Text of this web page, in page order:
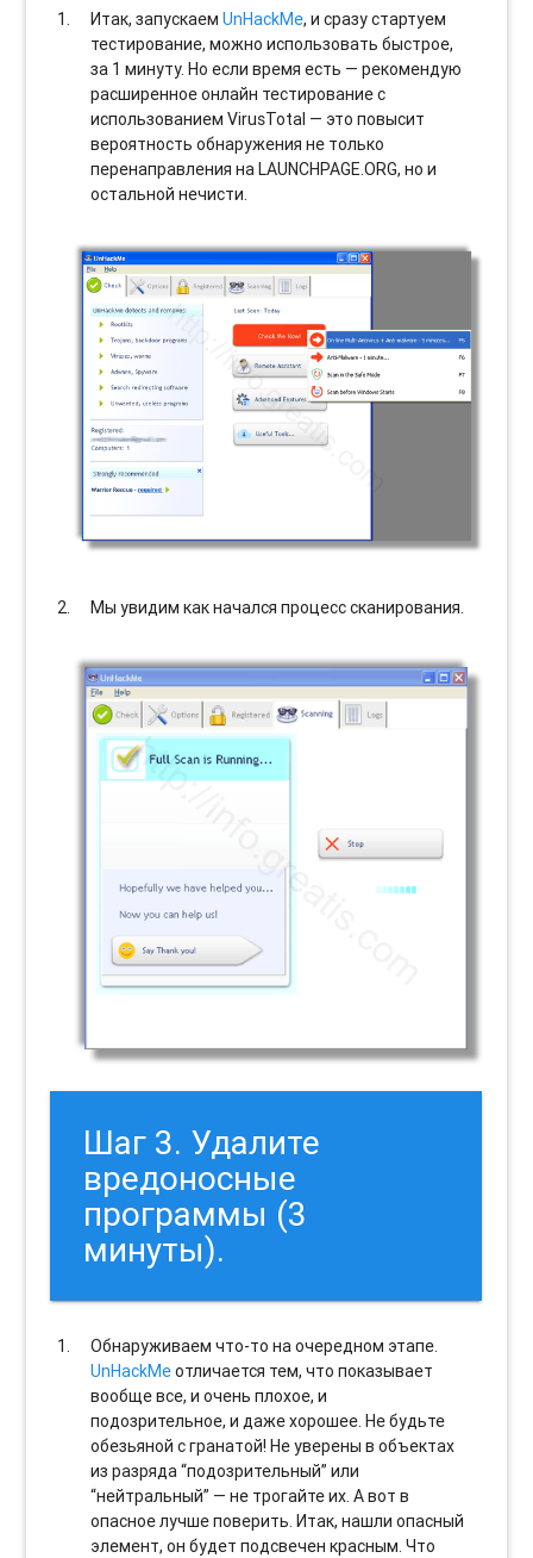
Итак, запускаемUnHackMe, и сразу стартуем
тестирование, можно использовать быстрое,
за 1 минуту. Но если время есть — рекомендую
расширенное онлайн тестирование с
использованием VirusTotal — это повысит
вероятность обнаружения не только
перенаправления на LAUNCHPAGE.ORG, но и
остальной нечисти.
Мы увидим как начался процесс сканирования.
Шаг 3. Удалите
вредоносные
программы (3
минуты).
Обнаруживаем что-то на очередном этапе.
UnHackMeотличается тем, что показывает
вообще все, и очень плохое, и
подозрительное, и даже хорошее. Не будьте
обезьяной с гранатой! Не уверены в объектах
из разряда “подозрительный” или
“нейтральный” — не трогайте их. А вот в
опасное лучше поверить. Итак, нашли опасный
элемент, он будет подсвечен красным. Что